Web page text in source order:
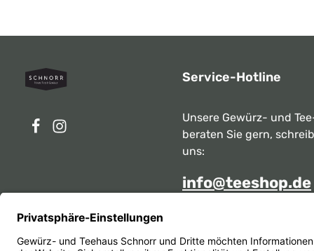
Service-Hotline
Unsere Gewürz- und
beraten Sie gern,
uns:
info@teeshop.de
Mo - Sa zwischen 10:00